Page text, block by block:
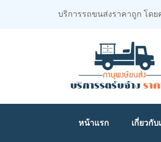
บริการรถขนส่งราคาถูก โด
หน้าแรก เกี่ยวกับ